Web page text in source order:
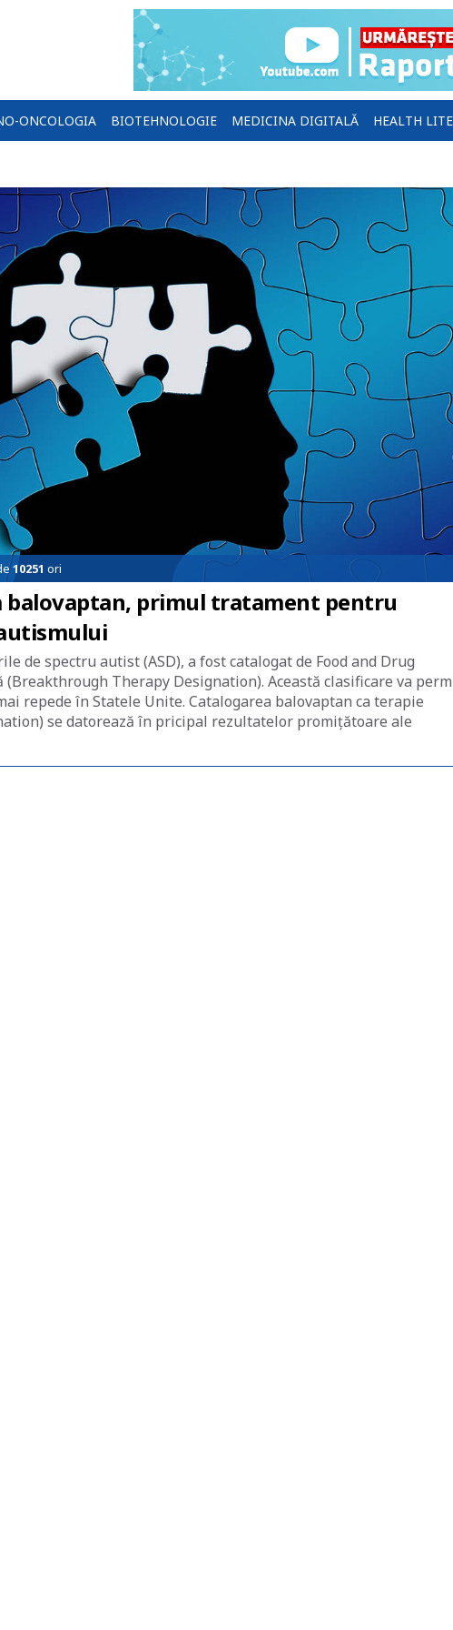
ONCOLOGIA BIOTEHNOLOGIE MEDICINA DIGITALĂ HEALTH
10251 ori
balovaptan, primul tratament pentru
de spectru autist (ASD), a fost catalogat de Food and Drug
Therapy Designation). Această clasificare va
repede în Statele Unite. Catalogarea balovaptan ca terapie
se datorează în pricipal rezultatelor promițătoare ale